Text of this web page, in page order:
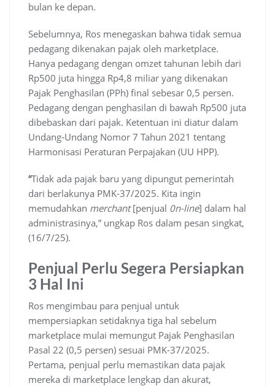
bulan ke depan.
Sebelumnya, Ros menegaskan bahwa tidak semua
pedagang dikenakan pajak oleh marketplace.
Hanya pedagang dengan omzet tahunan lebih dari
Rp500 juta hingga Rp4,8 miliar yang dikenakan
Pajak Penghasilan (PPh) final sebesar 0,5 persen.
Pedagang dengan penghasilan di bawah Rp500 juta
dibebaskan dari pajak. Ketentuan ini diatur dalam
Undang-Undang Nomor 7 Tahun 2021 tentang
Harmonisasi Peraturan Perpajakan (UU HPP).
“Tidak ada pajak baru yang dipungut pemerintah
dari berlakunya PMK-37/2025. Kita ingin
memudahkan merchant[penjual 0n-line] dalam hal
administrasinya,” ungkap Ros dalam pesan singkat,
(16/7/25).
Penjual Perlu Segera Persiapkan
3 Hal Ini
Ros mengimbau para penjual untuk
mempersiapkan setidaknya tiga hal sebelum
marketplace mulai memungut Pajak Penghasilan
Pasal 22 (0,5 persen) sesuai PMK-37/2025.
Pertama, penjual perlu memastikan data pajak
mereka di marketplace lengkap dan akurat,